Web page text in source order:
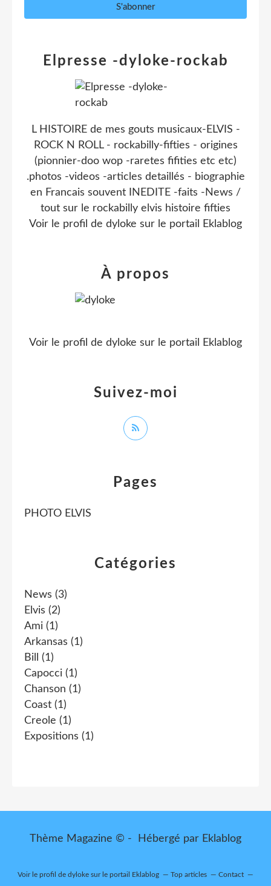
Catégories
News (3)
Elvis (2)
Ami (1)
Arkansas (1)
Bill
(1)
Capocci (1)
Chanson (1)
Coast (1)
Creole (1)
Expositions (1)
Pages
PHOTO ELVIS
Elpresse -dyloke-rockab
L HISTOIRE de mes gouts musicaux-ELVIS -
ROCK N ROLL - rockabilly-fifties - origines
(pionnier-doo wop -raretes fifities etc etc)
.photos -videos -articles detaillés - biographie
en Francais souvent INEDITE -faits -News /
tout sur le rockabilly elvis histoire fifties
Voir le profil de dyloke sur le portail Eklablog
Suivez-moi
À propos
Voir le profil de dyloke sur le portail Eklablog
Thème Magazine © - Hébergé par Eklablog
Voir le profil de dyloke sur le portail Eklablog Top articles Contact